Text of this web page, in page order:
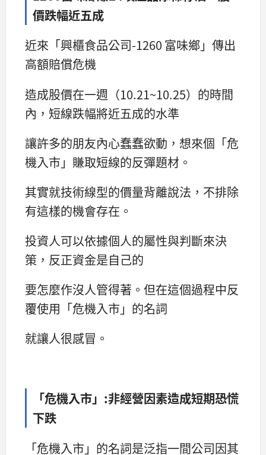
價跌幅近五成
近來「興櫃食品公司-1260 富味鄉」傳出
高額賠償危機
造成股價在一週（10.21~10.25）的時間
內，短線跌幅將近五成的水準
讓許多的朋友內心蠢蠢欲動，想來個「危
機入市」賺取短線的反彈題材。
其實就技術線型的價量背離說法，不排除
有這樣的機會存在。
投資人可以依據個人的屬性與判斷來決
策，反正資金是自己的
要怎麼作沒人管得著。但在這個過程中反
覆使用「危機入市」的名詞
就讓人很感冒。
「危機入市」:非經營因素造成短期恐慌
下跌
「危機入市」的名詞是泛指一間公司因其